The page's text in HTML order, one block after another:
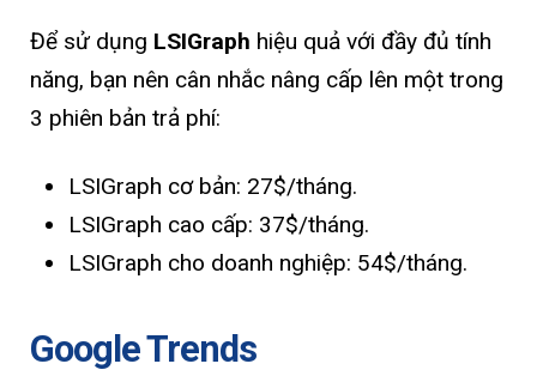
Để sử dụng LSIGraph hiệu quả với đầy đủ tính
năng, bạn nên cân nhắc nâng cấp lên một trong
3 phiên bản trả phí:
LSIGraph cơ bản: 27$/tháng.
LSIGraph cao cấp: 37$/tháng.
LSIGraph cho doanh nghiệp: 54$/tháng.
Google Trends